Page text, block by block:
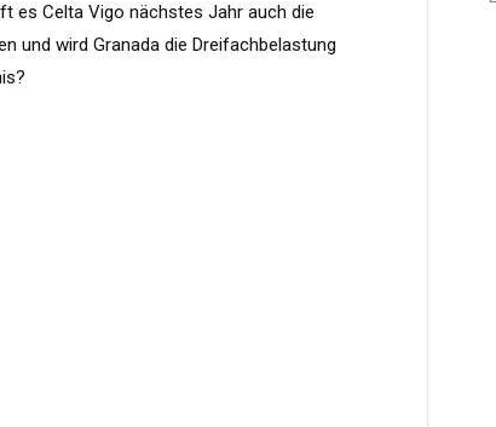
es Celta Vigo nächstes Jahr auch die
und wird Granada die Dreifachbelastung